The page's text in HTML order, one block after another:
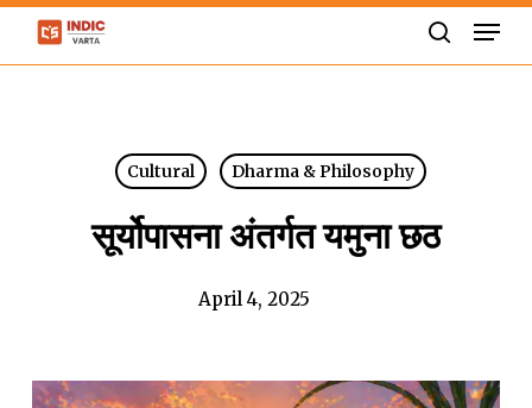
Skip
Cultural Dharma & Philosophy
सूर्योपासना अंतर्गत यमुना छठ
April 4, 2025